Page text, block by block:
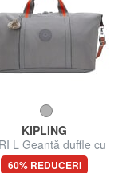
KIPLING
L Geantă duffle cu
curea de umăr
60% REDUCERI